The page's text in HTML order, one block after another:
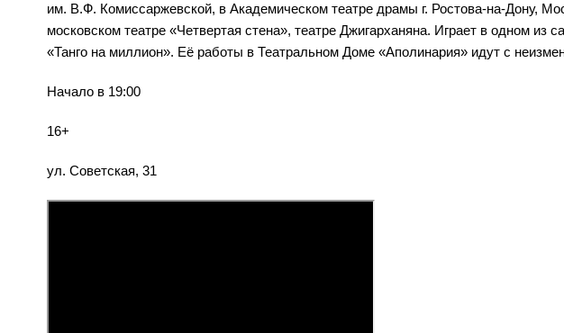
им. В.Ф. Комиссаржевской, в Академическом театре драмы г. Ростова-на-Дону,
московском театре «Четвертая стена», театре Джигарханяна. Играет в одном из
«Танго на миллион». Её работы в Театральном Доме «Аполинария» идут с
Начало в 19:00
16+
ул. Советская, 31